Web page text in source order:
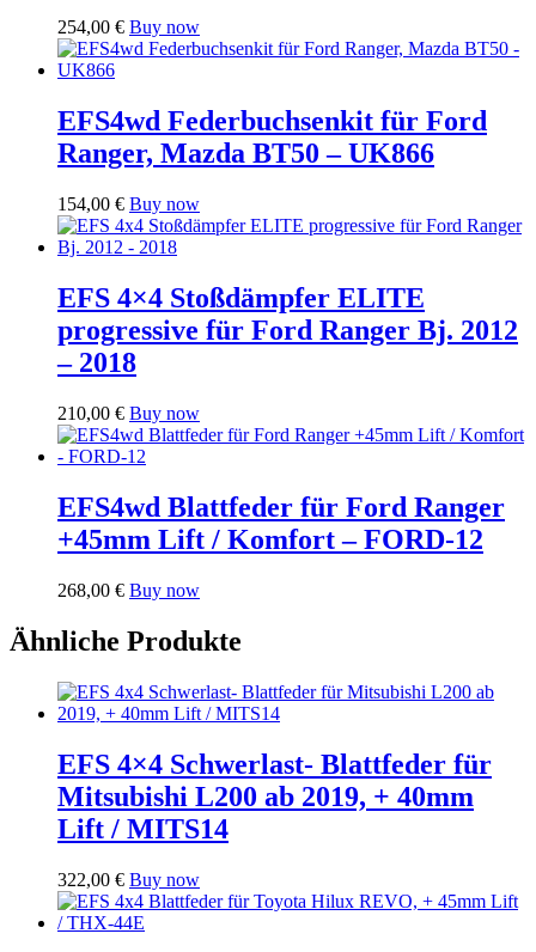
254,00 € Buy now
EFS4wd Federbuchsenkit für Ford
Ranger, Mazda BT50 – UK866
154,00 € Buy now
EFS 4×4 Stoßdämpfer ELITE
progressive für Ford Ranger Bj. 2012
– 2018
210,00 € Buy now
EFS4wd Blattfeder für Ford Ranger
+45mm Lift / Komfort – FORD-12
268,00 € Buy now
Ähnliche Produkte
EFS 4×4 Schwerlast- Blattfeder für
Mitsubishi L200 ab 2019, + 40mm
Lift / MITS14
322,00 € Buy now